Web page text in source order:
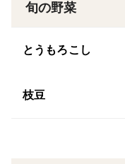
農薬や化学肥料の使
安心して食卓に取り
旬の野菜
とうもろこし
枝豆